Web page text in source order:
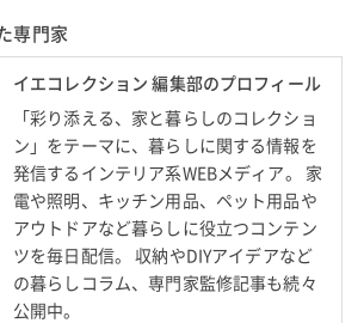
専門家
イエコレクション 編集部のプロフィール
「彩り添える、家と暮らしのコレクショ
ン」をテーマに、暮らしに関する情報を
発信するインテリア系WEBメディア。 家
電や照明、キッチン用品、ペット用品や
アウトドアなど暮らしに役立つコンテン
ツを毎日配信。 収納やDIYアイデアなど
の暮らしコラム、専門家監修記事も続々
公開中。